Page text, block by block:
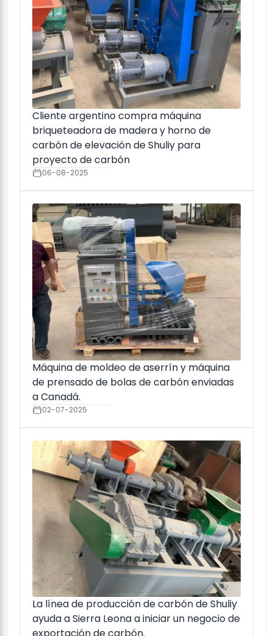
Cliente argentino compra máquina
briqueteadora de madera y horno de
carbón de elevación de Shuliy para
proyecto de carbón
06-08-2025
Máquina de moldeo de aserrín y máquina
de prensado de bolas de carbón enviadas
a Canadá.
02-07-2025
La línea de producción de carbón de Shuliy
ayuda a Sierra Leona a iniciar un negocio de